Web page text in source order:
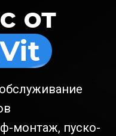
от
монтаж, пуско-